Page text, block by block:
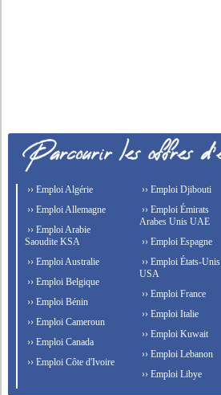
›› Emploi Algérie
›› Emploi Allemagne
›› Emploi Arabie
Saoudite KSA
›› Emploi Australie
›› Emploi Belgique
›› Emploi Bénin
›› Emploi Cameroun
›› Emploi Canada
›› Emploi Côte d'Ivoire
›› Emploi Djibouti
›› Emploi Émirats
Arabes Unis UAE
›› Emploi Espagne
›› Emploi États-Unis
USA
›› Emploi France
›› Emploi Italie
›› Emploi Kuwait
›› Emploi Lebanon
›› Emploi Libye